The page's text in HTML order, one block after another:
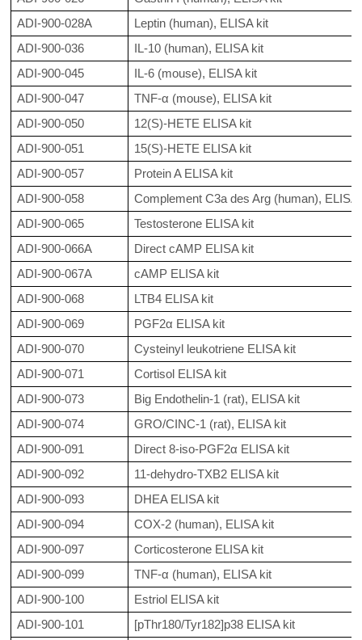
ADI-900-028A
Leptin (human), ELISA kit
ADI-900-036
IL-10 (human), ELISA kit
ADI-900-045
IL-6 (mouse), ELISA kit
ADI-900-047
TNF-α (mouse), ELISA kit
ADI-900-050
12(S)-HETE ELISA kit
ADI-900-051
15(S)-HETE ELISA kit
ADI-900-057
Protein A ELISA kit
ADI-900-058
Complement C3a des Arg (human), ELISA
ADI-900-065
Testosterone ELISA kit
ADI-900-066A
Direct cAMP ELISA kit
ADI-900-067A
cAMP ELISA kit
ADI-900-068
LTB4 ELISA kit
ADI-900-069
PGF2α ELISA kit
ADI-900-070
Cysteinyl leukotriene ELISA kit
ADI-900-071
Cortisol ELISA kit
ADI-900-073
Big Endothelin-1 (rat), ELISA kit
ADI-900-074
GRO/CINC-1 (rat), ELISA kit
ADI-900-091
Direct 8-iso-PGF2α ELISA kit
ADI-900-092
11-dehydro-TXB2 ELISA kit
ADI-900-093
DHEA ELISA kit
ADI-900-094
COX-2 (human), ELISA kit
ADI-900-097
Corticosterone ELISA kit
ADI-900-099
TNF-α (human), ELISA kit
ADI-900-100
Estriol ELISA kit
ADI-900-101
[pThr180/Tyr182]p38 ELISA kit